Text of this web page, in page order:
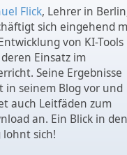
Flick, Lehrer in
sich eingehend
von KI-Tools
Einsatz im
Seine Ergebnisse
in seinem Blog vor und
auch Leitfäden zum
an. Ein Blick in den
lohnt sich!